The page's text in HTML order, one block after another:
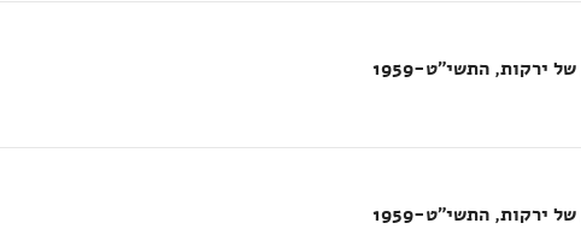
ירקות, התשי"ט-1959
ירקות, התשי"ט-1959